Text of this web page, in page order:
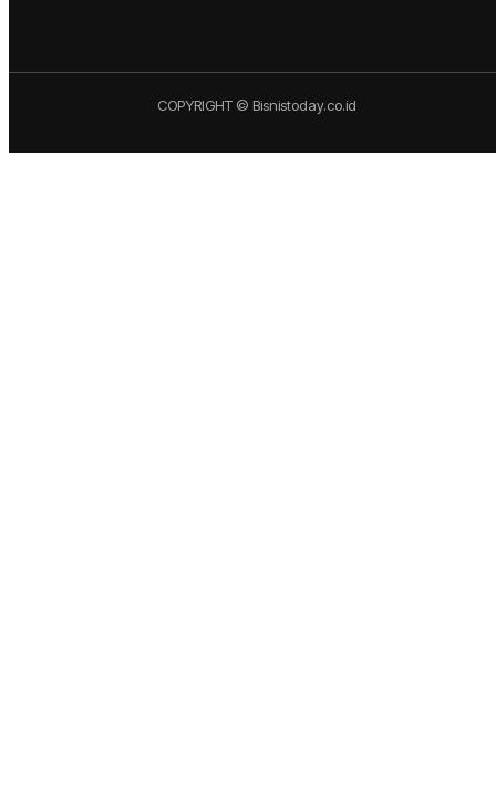
COPYRIGHT © Bisnistoday.co.id